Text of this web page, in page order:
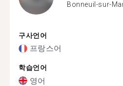
Bonneuil-sur-
구사언어
프랑스어
학습언어
영어